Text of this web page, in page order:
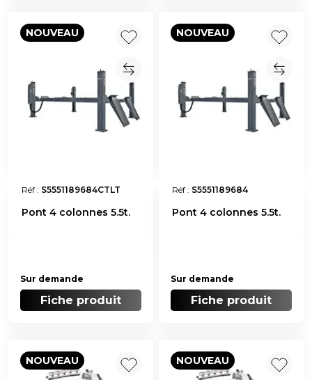
NOUVEAU
Réf : S5551189684CTLT
Pont 4 colonnes 5.5t.
Sur demande
Fiche produit
NOUVEAU
Réf : S5551189684
Pont 4 colonnes 5.5t.
Sur demande
Fiche produit
NOUVEAU NOUVEAU